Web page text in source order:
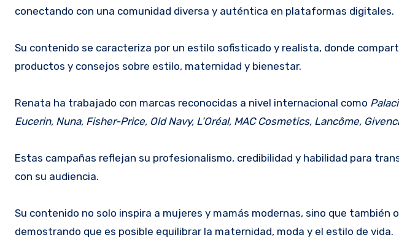
conectando con una comunidad diversa y auténtica en plataformas digitales.
Su contenido se caracteriza por un estilo sofisticado y realista, donde
productos y consejos sobre estilo, maternidad y bienestar.
Renata ha trabajado con marcas reconocidas a nivel internacional como
Eucerin, Nuna, Fisher-Price, Old Navy, L’Oréal, MAC Cosmetics, Lancôme,
Estas campañas reflejan su profesionalismo, credibilidad y habilidad para
con su audiencia.
Su contenido no solo inspira a mujeres y mamás modernas, sino que también
demostrando que es posible equilibrar la maternidad, moda y el estilo de vida.